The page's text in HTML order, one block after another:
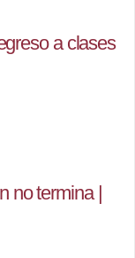
a clases
no termina |